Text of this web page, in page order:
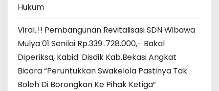
Hukum
Viral..!! Pembangunan Revitalisasi SDN Wibawa
Mulya 01 Senilai Rp.339 .728.000,- Bakal
Diperiksa, Kabid. Disdik Kab.Bekasi Angkat
Bicara “Peruntukkan Swakelola Pastinya Tak
Boleh Di Borongkan Ke Pihak Ketiga”